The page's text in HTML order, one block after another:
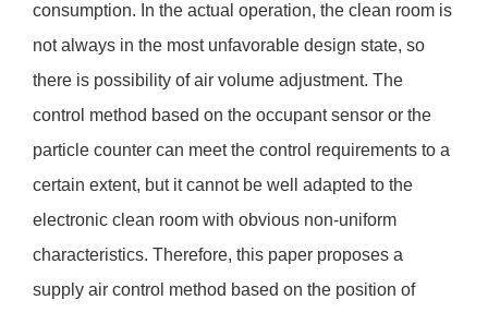
consumption. In the actual operation, the clean room is
not always in the most unfavorable design state, so
there is possibility of air volume adjustment. The
control method based on the occupant sensor or the
particle counter can meet the control requirements to a
certain extent, but it cannot be well adapted to the
electronic clean room with obvious non-uniform
characteristics. Therefore, this paper proposes a
supply air control method based on the position of